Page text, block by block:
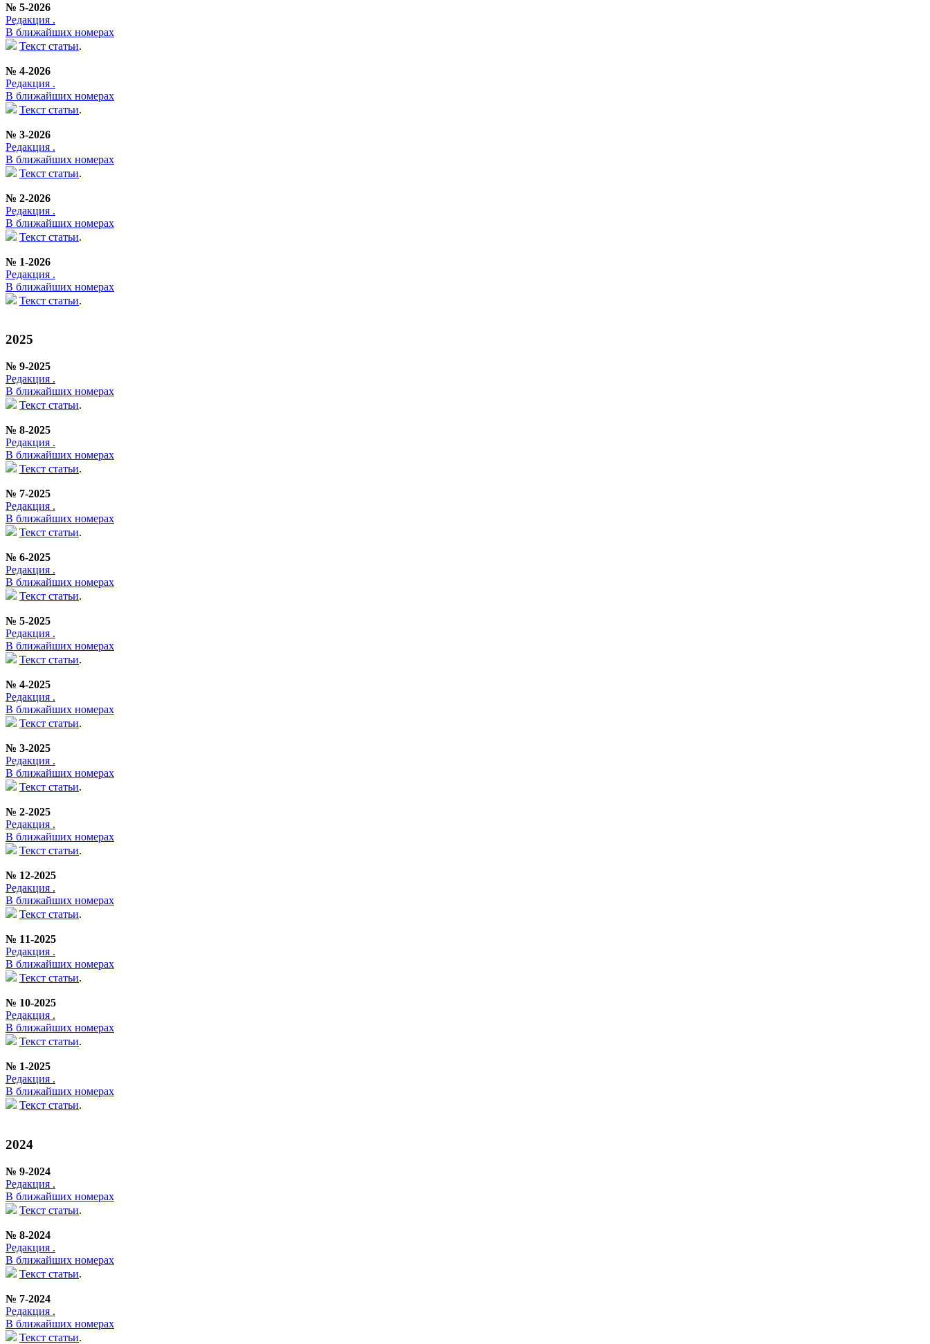
№ 5-2026
Редакция .
В ближайших номерах
Текст статьи.
№ 4-2026
Редакция .
В ближайших номерах
Текст статьи.
№ 3-2026
Редакция .
В ближайших номерах
Текст статьи.
№ 2-2026
Редакция .
В ближайших номерах
Текст статьи.
№ 1-2026
Редакция .
В ближайших номерах
Текст статьи.
2025
№ 9-2025
Редакция .
В ближайших номерах
Текст статьи.
№ 8-2025
Редакция .
В ближайших номерах
Текст статьи.
№ 7-2025
Редакция .
В ближайших номерах
Текст статьи.
№ 6-2025
Редакция .
В ближайших номерах
Текст статьи.
№ 5-2025
Редакция .
В ближайших номерах
Текст статьи.
№ 4-2025
Редакция .
В ближайших номерах
Текст статьи.
№ 3-2025
Редакция .
В ближайших номерах
Текст статьи.
№ 2-2025
Редакция .
В ближайших номерах
Текст статьи.
№ 12-2025
Редакция .
В ближайших номерах
Текст статьи.
№ 11-2025
Редакция .
В ближайших номерах
Текст статьи.
№ 10-2025
Редакция .
В ближайших номерах
Текст статьи.
№ 1-2025
Редакция .
В ближайших номерах
Текст статьи.
2024
№ 9-2024
Редакция .
В ближайших номерах
Текст статьи.
№ 8-2024
Редакция .
В ближайших номерах
Текст статьи.
№ 7-2024
Редакция .
В ближайших номерах
Текст статьи.